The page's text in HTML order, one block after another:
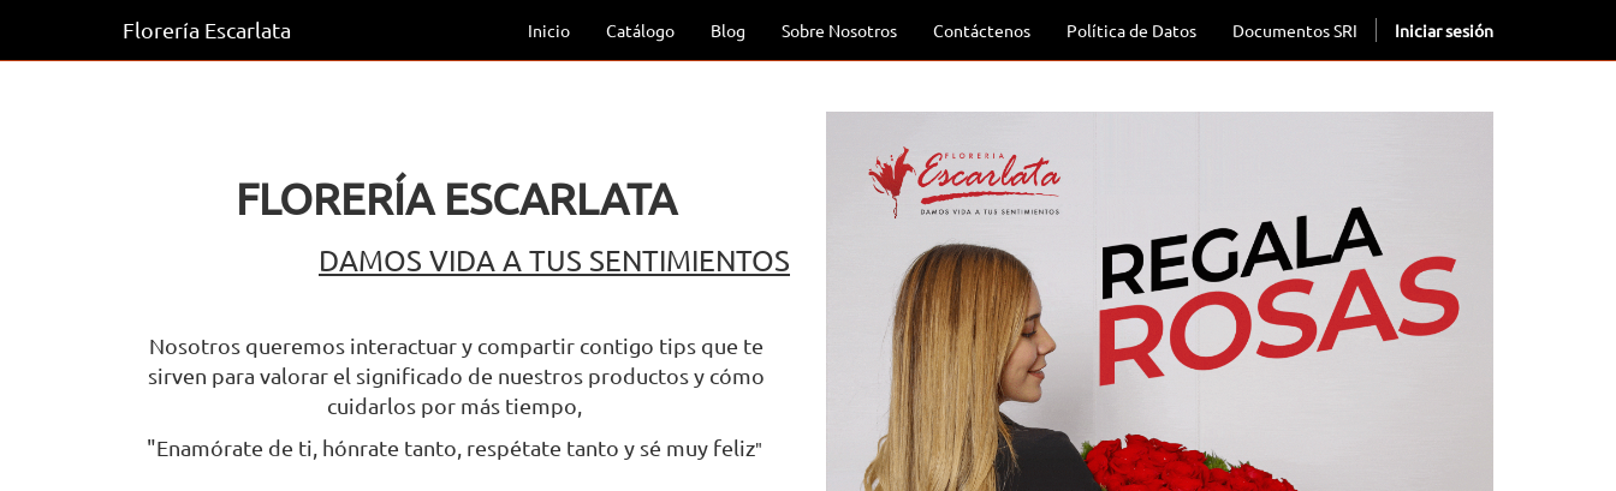
Florería Escarlata Inicio Catálogo Blog Sobre Nosotros Contáctenos Política de Datos Documentos SRI Iniciar sesión
FLORERÍA ESCARLATA
DAMOS VIDA A TUS SENTIMIENTOS
Nosotros queremos interactuar y compartir contigo tips que te
sirven para valorar el significado de nuestros productos y cómo
cuidarlos por más tiempo,
"Enamórate de ti, hónrate tanto, respétate tanto y sé muy feliz"